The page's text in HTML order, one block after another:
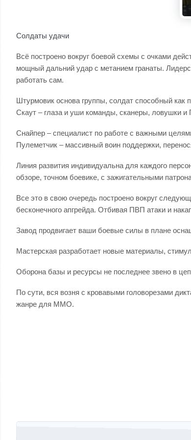
Солдаты удачи
Всё построено вокруг боевой схемы с очками
мощный дальний удар с метанием гранаты.
работать сам.
Штурмовик основа группы, солдат способный как
Скаут – глаза и уши команды, сканеры, ловушки и
Снайпер – специалист по работе с важными
Пулеметчик – массивный воин поддержки,
Линия развития индивидуальна для каждого
обзоре, точном боевике, с зажигательными
Все это в свою очередь построено вокруг
бесконечного апгрейда. Отбивая ПВП атаки и
Завод продвигает ваши боевые силы в плане
Мастерская разработает новые материалы,
Оборона базы и ресурсы не последнее звено в
По сути, вся возня с кровавыми головорезами
жанре для ММО.
Запись навигация